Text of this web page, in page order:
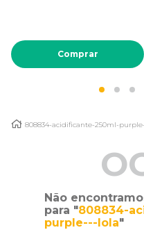
Comprar
808834-acidificante-250ml-
Não
para "808834-
purple---lola"